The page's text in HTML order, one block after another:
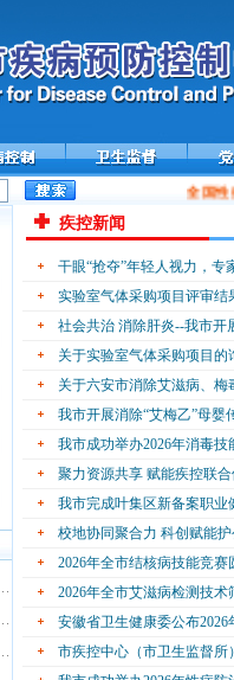
全国性
疾控新闻
干眼“抢夺”年轻人视力，专
实验室气体采购项目评审结
社会共治 消除肝炎--我市开
关于实验室气体采购项目的
关于六安市消除艾滋病、
我市开展消除“艾梅乙”母婴
我市成功举办2026年消毒技
聚力资源共享 赋能疾控联
我市完成叶集区新备案职
校地协同聚合力 科创赋能
2026年全市结核病技能竞赛
2026年全市艾滋病检测技
安徽省卫生健康委公布
市疾控中心（市卫生监督所